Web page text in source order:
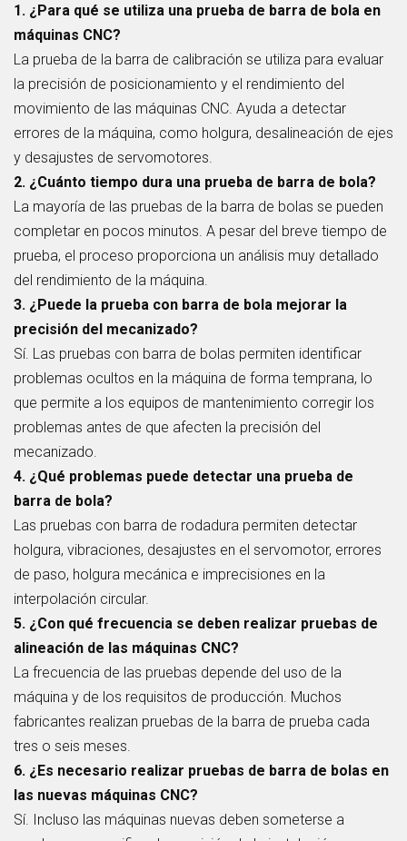
1. ¿Para qué se utiliza una prueba de barra de bola en
máquinas CNC?
La prueba de la barra de calibración se utiliza para evaluar
la precisión de posicionamiento y el rendimiento del
movimiento de las máquinas CNC. Ayuda a detectar
errores de la máquina, como holgura, desalineación de ejes
y desajustes de servomotores.
2. ¿Cuánto tiempo dura una prueba de barra de bola?
La mayoría de las pruebas de la barra de bolas se pueden
completar en pocos minutos. A pesar del breve tiempo de
prueba, el proceso proporciona un análisis muy detallado
del rendimiento de la máquina.
3. ¿Puede la prueba con barra de bola mejorar la
precisión del mecanizado?
Sí. Las pruebas con barra de bolas permiten identificar
problemas ocultos en la máquina de forma temprana, lo
que permite a los equipos de mantenimiento corregir los
problemas antes de que afecten la precisión del
mecanizado.
4. ¿Qué problemas puede detectar una prueba de
barra de bola?
Las pruebas con barra de rodadura permiten detectar
holgura, vibraciones, desajustes en el servomotor, errores
de paso, holgura mecánica e imprecisiones en la
interpolación circular.
5. ¿Con qué frecuencia se deben realizar pruebas de
alineación de las máquinas CNC?
La frecuencia de las pruebas depende del uso de la
máquina y de los requisitos de producción. Muchos
fabricantes realizan pruebas de la barra de prueba cada
tres o seis meses.
6. ¿Es necesario realizar pruebas de barra de bolas en
las nuevas máquinas CNC?
Sí. Incluso las máquinas nuevas deben someterse a